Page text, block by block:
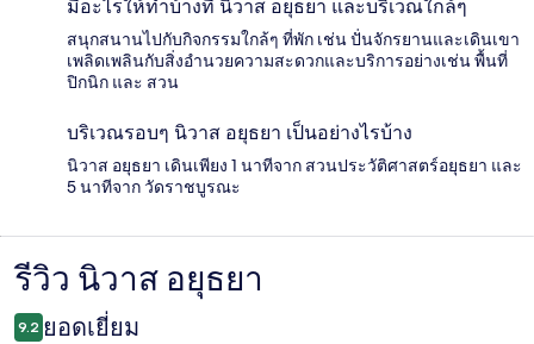
มีอะไรให้ทำบ้างที่ นิวาส อยุธยา และบริเวณใกล้ๆ
สนุกสนานไปกับกิจกรรมใกล้ๆ ที่พัก เช่น ปั่นจักรยานและเดินเขา
เพลิดเพลินกับสิ่งอำนวยความสะดวกและบริการอย่างเช่น พื้นที่
ปิกนิก และ สวน
บริเวณรอบๆ นิวาส อยุธยา เป็นอย่างไรบ้าง
นิวาส อยุธยา เดินเพียง 1 นาทีจาก สวนประวัติศาสตร์อยุธยา และ
5 นาทีจาก วัดราชบูรณะ
รีวิว
รีวิว นิวาส อยุธยา
9.2 ยอดเยี่ยม